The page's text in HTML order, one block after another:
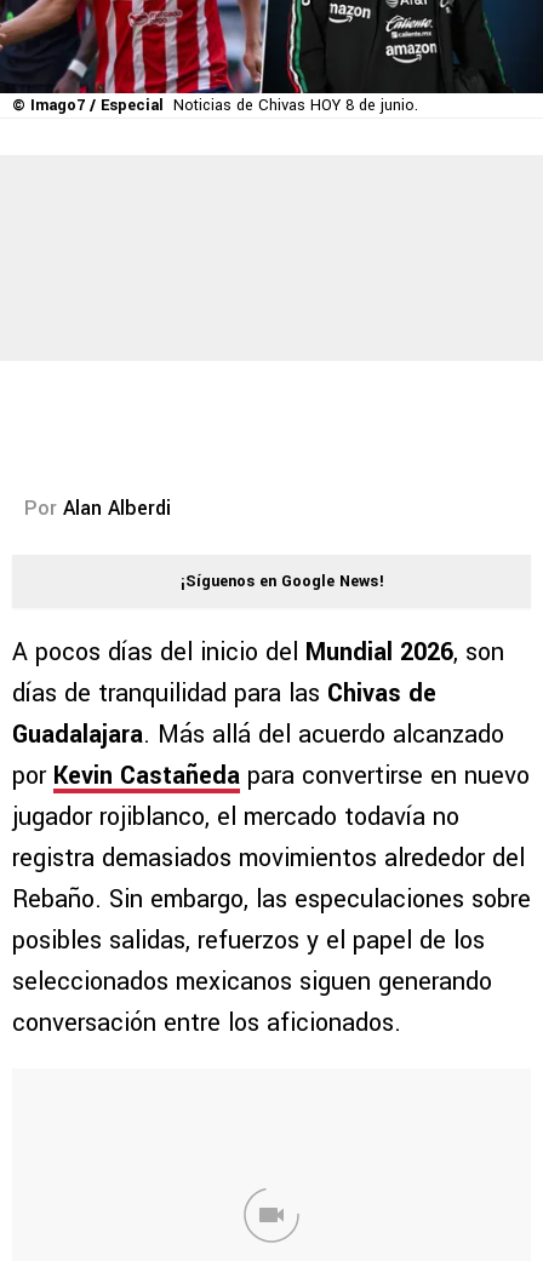
© Imago7 / Especial Noticias de Chivas HOY 8 de junio.
Por Alan Alberdi
¡Síguenos en Google News!
A pocos días del inicio del Mundial 2026, son
días de tranquilidad para las Chivas de
Guadalajara. Más allá del acuerdo alcanzado
por Kevin Castañeda para convertirse en nuevo
jugador rojiblanco, el mercado todavía no
registra demasiados movimientos alrededor del
Rebaño. Sin embargo, las especulaciones sobre
posibles salidas, refuerzos y el papel de los
seleccionados mexicanos siguen generando
conversación entre los aficionados.